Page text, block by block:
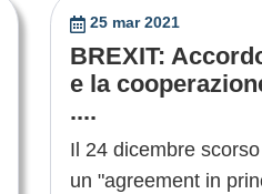
25 mar 2021
BREXIT:
e la
....
Il 24 dicembre
un "agreement in